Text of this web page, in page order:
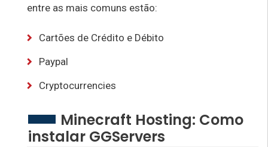
entre as mais comuns estão:
Cartões de Crédito e Débito
Paypal
Cryptocurrencies
Minecraft Hosting: Como
instalar GGServers